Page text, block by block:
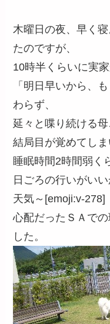
木曜日の夜、早く
たのですが、
10時半くらいに実
「明日早いから、
わらず、
延々と喋り続ける
結局目が覚めてし
睡眠時間2時間弱く
日ごろの行いがい
天気～[emoji:v-278]
心配だったＳＡで
した。